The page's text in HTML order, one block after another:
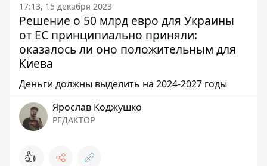
17:13, 15 декабря 2023
Решение о 50 млрд евро для Украины
от ЕС принципиально приняли:
оказалось ли оно положительным для
Киева
Деньги должны выделить на 2024-2027 годы
Ярослав Коджушко
РЕДАКТОР
👍